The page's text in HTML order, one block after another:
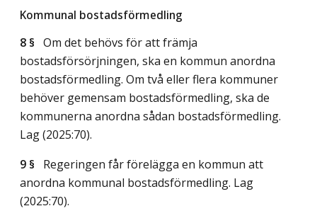
Kommunal bostadsförmedling
8 § Om det behövs för att främja
bostadsförsörjningen, ska en kommun anordna
bostadsförmedling. Om två eller flera kommuner
behöver gemensam bostadsförmedling, ska de
kommunerna anordna sådan bostadsförmedling.
Lag (2025:70).
9 § Regeringen får förelägga en kommun att
anordna kommunal bostadsförmedling. Lag
(2025:70).